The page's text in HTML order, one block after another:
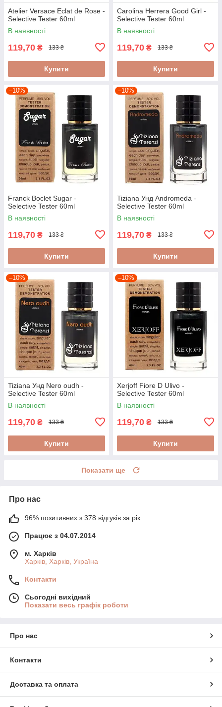
Atelier Versace Eclat de Rose -
Selective Tester 60ml
В наявності
119,70 ₴ 133 ₴
Купити
Carolina Herrera Good Girl -
Selective Tester 60ml
В наявності
119,70 ₴ 133 ₴
Купити
–10%
Franck Boclet Sugar -
Selective Tester 60ml
В наявності
119,70 ₴ 133 ₴
Купити
–10%
Tiziana Унд Andromeda -
Selective Tester 60ml
В наявності
119,70 ₴ 133 ₴
Купити
–10%
Tiziana Унд Nero oudh -
Selective Tester 60ml
В наявності
119,70 ₴ 133 ₴
Купити
–10%
Xerjoff Fiore D Ulivo -
Selective Tester 60ml
В наявності
119,70 ₴ 133 ₴
Купити
Показати ще
Про нас
96% позитивних з 378 відгуків за рік
Працює з 04.07.2014
м. Харків
Харків, Харків, Україна
Контакти
Сьогодні вихідний
Показати весь графік роботи
Про нас
Контакти
Доставка та оплата